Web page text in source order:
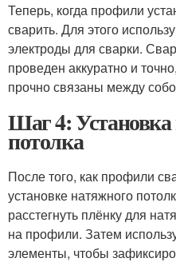
Теперь, когда профили
сварить. Для этого
электроды для сварки.
проведен аккуратно и
прочно связаны между
Шаг 4: Установка
потолка
После того, как профили
установке натяжного
расстегнуть плёнку для
на профили. Затем
элементы, чтобы